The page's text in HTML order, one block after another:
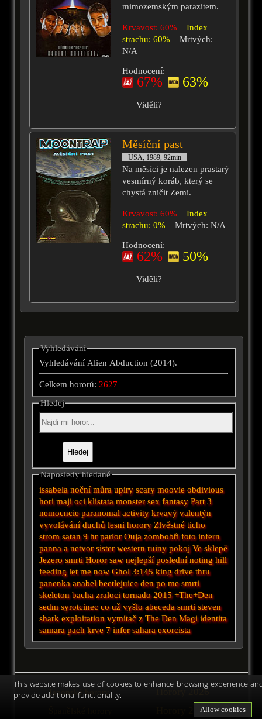
mimozemským parazitem.
Krvavost: 60%
Index
strachu: 60%
Mrtvých:
N/A
Hodnocení:
67% 63%
Viděli?
Měsíční past
USA, 1989, 92min
Na měsíci je nalezen prastarý
vesmírný koráb, který se
chystá zničit Zemi.
Krvavost: 60%
Index
strachu: 0%
Mrtvých: N/A
Hodnocení:
62% 50%
Viděli?
Vyhledávání
Vyhledávání Alien Abduction (2014).
Celkem hororů:2627
Hledej
Naposledy hledané
issabela noční můra upiryscary moovie obdivious
hori maji oci klistata monster sex fantasy Part 3
nemocncie paranomal activity krvavý valentýn
vyvolávání duchů lesni hororyZlvěstné ticho
strom satan 9 hr parlor Ouja zombobři foto infern
panna a netvor sister western ruiny pokoj Ve sklepě
Jezero smrti Horor saw nejlepší poslední noting hill
feeding let me now Ghol 3:145 king drive thru
panenka anabel beetlejuice den po me smrti
skeleton bacha zraloci tornado 2015 +The+Den
sedm syrotcinec co už vyšlo abeceda smrti steven
shark exploitation vymítač z The Den Magi identita
samara pach krve 7 infer sahara exorcista
Japonské horory
Horory 2026
Horory 2025
This website makes use of cookies to enhance browsing experience
provide additional functionality.
Allow cookies